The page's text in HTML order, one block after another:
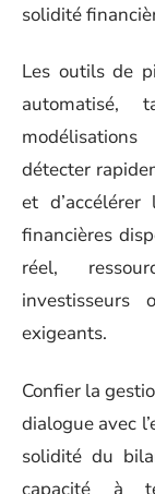
solidité
Les outils de
automatisé,
détecter
et
financières
réel,
investisseurs
exigeants.
Confier la
dialogue avec
solidité du
capacité à